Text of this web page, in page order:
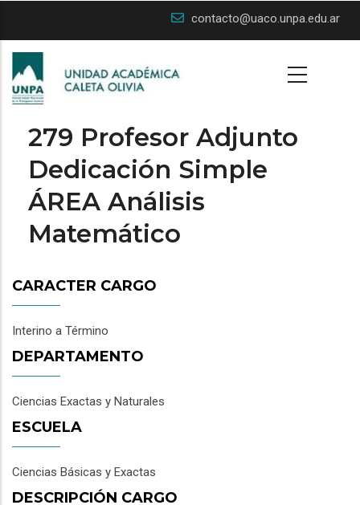
main
content
contacto@uaco.unpa.edu.ar
279 Profesor Adjunto
Dedicación Simple
ÁREA Análisis
Matemático
CARACTER CARGO
Interino a Término
DEPARTAMENTO
Ciencias Exactas y Naturales
ESCUELA
Ciencias Básicas y Exactas
DESCRIPCIÓN CARGO